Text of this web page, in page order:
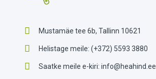
Mustamäe tee 6b, Tallinn 10621
Helistage meile: (+372) 5593 3880
Saatke meile e-kiri: info@heahind.ee